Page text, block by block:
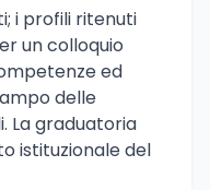
i profili ritenuti
un colloquio
ed
delle
La graduatoria
istituzionale del